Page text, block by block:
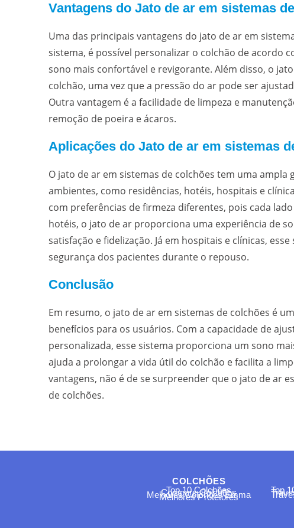
Vantagens do Jato de ar em sistemas
Uma das principais vantagens do jato de ar em
sistema, é possível personalizar o colchão de acordo
sono mais confortável e revigorante. Além disso, o
colchão, uma vez que a pressão do ar pode ser
Outra vantagem é a facilidade de limpeza e
remoção de poeira e ácaros.
Aplicações do Jato de ar em sistemas
O jato de ar em sistemas de colchões tem uma
ambientes, como residências, hotéis, hospitais e
com preferências de firmeza diferentes, pois cada
hotéis, o jato de ar proporciona uma experiência de
satisfação e fidelização. Já em hospitais e clínicas,
segurança dos pacientes durante o repouso.
Conclusão
Em resumo, o jato de ar em sistemas de colchões é
benefícios para os usuários. Com a capacidade de
personalizada, esse sistema proporciona um sono
ajuda a prolongar a vida útil do colchão e facilita a
vantagens, não é de se surpreender que o jato de ar
de colchões.
COLCHÕES
Top 10 Colchões
Compare Colchões
Melhores Colchões Emma
Melhores Protetores
Top